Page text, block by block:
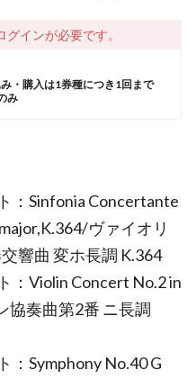
インが必要です。
・購入は1券種につき1回まで
み
：Sinfonia Concertante
ヴァイオリ
響曲 変ホ長調 K.364
：Violin Concert No.2 in
協奏曲第2番 ニ長調
：Symphony No.40 G